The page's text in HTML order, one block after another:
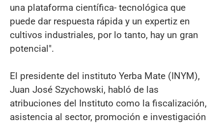
una plataforma científica- tecnológica que
puede dar respuesta rápida y un expertiz en
cultivos industriales, por lo tanto, hay un gran
potencial".
El presidente del instituto Yerba Mate (INYM),
Juan José Szychowski, habló de las
atribuciones del Instituto como la fiscalización,
asistencia al sector, promoción e investigación